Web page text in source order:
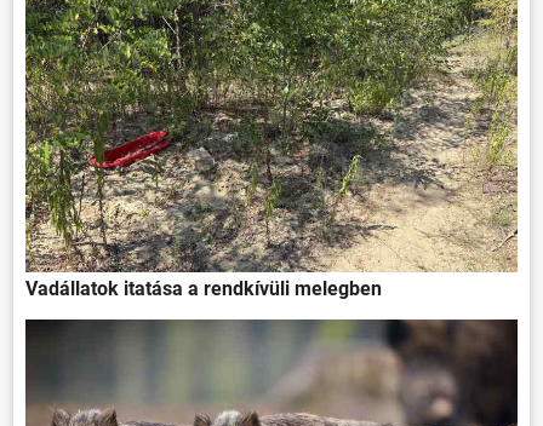
Vadállatok itatása a rendkívüli melegben